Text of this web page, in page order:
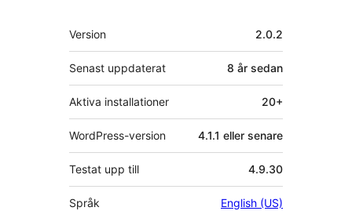
Meta
Version 2.0.2
Senast uppdaterat 8 år sedan
Aktiva installationer 20+
WordPress-version 4.1.1 eller senare
Testat upp till 4.9.30
Språk English (US)